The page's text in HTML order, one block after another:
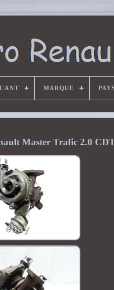
MARQUE
Master Trafic 2.0